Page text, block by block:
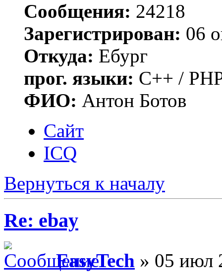
Сообщения: 24218
Зарегистрирован: 06
Откуда: Ебург
прог. языки: C++ /
ФИО: Антон Ботов
Сайт
ICQ
Вернуться к началу
Re: ebay
EasyTech » 05 июл